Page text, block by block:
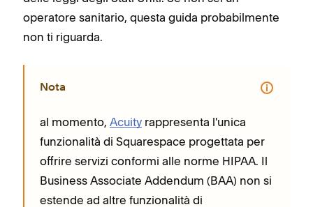
operatore sanitario, questa guida probabilmente
non ti riguarda.
Nota
al momento, Acuity rappresenta l'unica
funzionalità di Squarespace progettata per
offrire servizi conformi alle norme HIPAA. Il
Business Associate Addendum (BAA) non si
estende ad altre funzionalità di